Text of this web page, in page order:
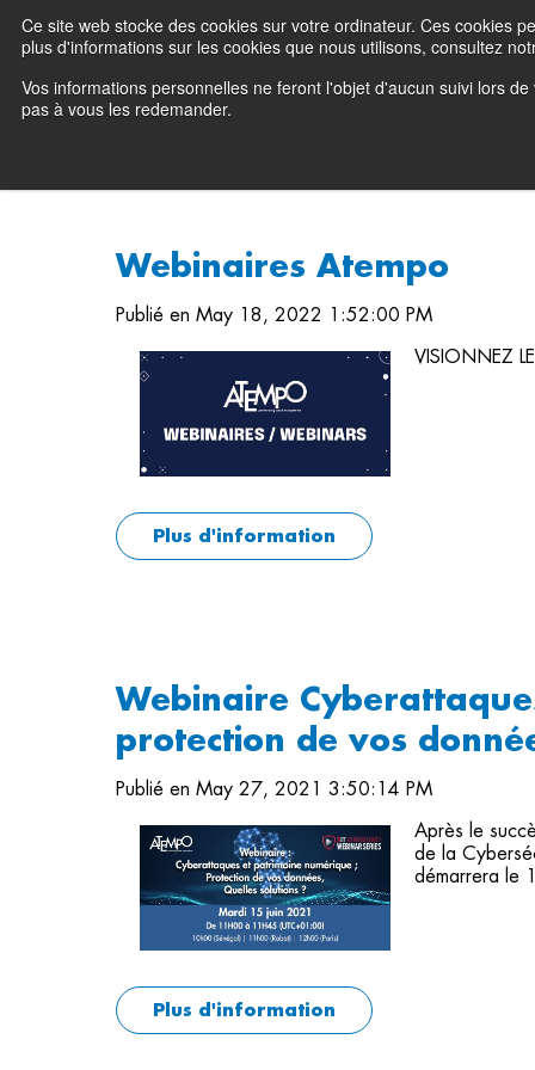
Ce site web stocke des cookies sur votre ordinateur. Ces cookies
plus d'informations sur les cookies que nous utilisons, consultez
Vos informations personnelles ne feront l'objet d'aucun suivi lors
pas à vous les redemander.
Preserving data ecosystems
Pourquoi Atempo
Webinaires Atempo
Publié en May 18, 2022 1:52:00 PM
VISIONNEZ
Plus d'information
Webinaire
protection de vos
Publié en May 27, 2021 3:50:14 PM
Après le
de la
démarrera le
Plus d'information